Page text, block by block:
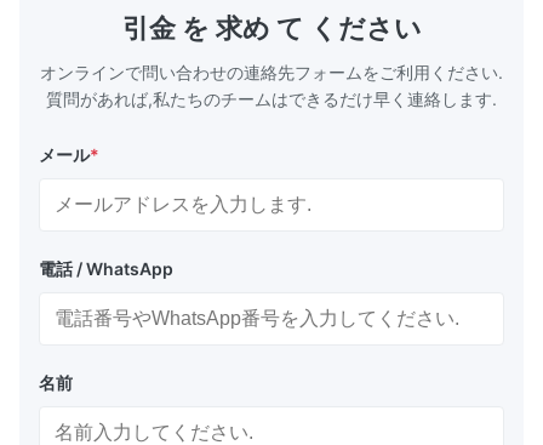
May 11.2025
We use this pipe threading machine for PVC and PE pipes in
the 20–110 mm range. The CNC/PLC control helps keep thread
size consistent, and the machine runs stably during daily
operators.
度、構造的完全性、耐薬品性、耐久性、熱安定
性、無毒安全特性、およびコスト効率の高いメ
PVC粉末＋添加剤混合 材料供給システム ...
引金 を 求め て ください
オンラインで問い合わせの連絡先フォームをご利用ください.
質問があれば,私たちのチームはできるだけ早く連絡します.
メール*
電話 / WhatsApp
名前